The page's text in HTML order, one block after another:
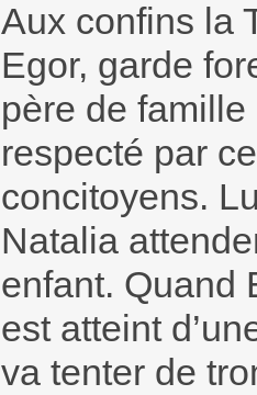
Aux confins la
Egor, garde
père de
respecté par
concitoyens.
Natalia
enfant. Quand
est atteint
va tenter de